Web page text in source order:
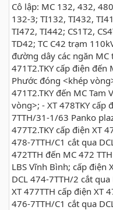
Cô lập: MC 132, 432,
132-3; TI132, TI432,
TI472, TI442; CS1T2,
TD42; TC C42 trạm
đường dây các ngăn MC
471T2.TKY cấp điện đến
Phước đóng <khép
471T2.TKY đến MC
vòng>; - XT 478TKY cấp
7TTH/31-1/63 Panko
477T2.TKY cấp điện XT
478-7TTH/C1 cắt qua
472TTH đến MC 472
LBS Vĩnh Bình; cấp điện
DCL 474-7TTH/2 cắt
XT 477TTH cấp điện XT
476-7TTH/C1 cắt qua